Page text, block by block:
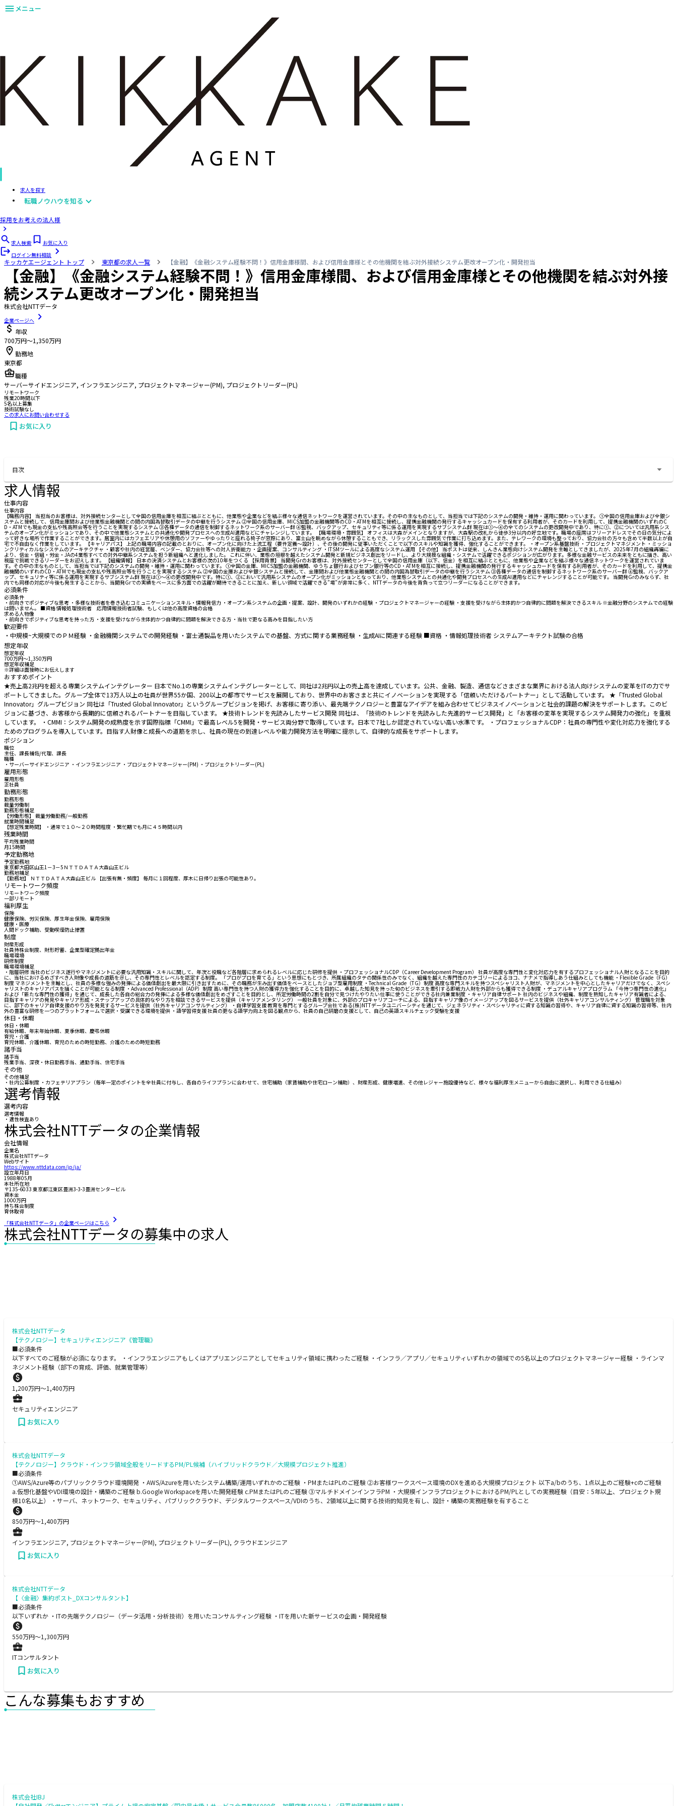
メニュー
求人を探す
転職ノウハウを知る
採用をお考えの法人様
求人検索
お気に入り
ログイン無料相談
キッカケエージェント トップ 東京都の求人一覧 【金融】《金融システム経験不問！》信用金庫様間、および信用金庫様とその他機関を結ぶ対外接続システム更改オープン化・開発担当
【金融】《金融システム経験不問！》信用金庫様間、および信用金庫様とその他機関を結ぶ対外接
続システム更改オープン化・開発担当
株式会社NTTデータ
企業ページへ
年収
700万円〜1,350万円
勤務地
東京都
職種
サーバーサイドエンジニア, インフラエンジニア, プロジェクトマネージャー(PM), プロジェクトリーダー(PL)
リモートワーク
残業20時間以下
5名以上募集
技術試験なし
この求人にお問い合わせする
お気に入り
目次
求人情報
仕事内容
仕事内容
【職務内容】 当担当のお客様は、対外接続センターとして全国の信用金庫を相互に結ぶとともに、他業態や企業などを結ぶ様々な通信ネットワークを運営されています。その中の主なものとして、当担当では下記のシステムの開発・維持・運用に関わっています。 ①全国の信用金庫および全銀シ
ステムと接続して、信用金庫間および他業態金融機関との間の内国為替取引データの中継を行うシステム ②全国の信用金庫、MICS加盟の金融機関等のCD・ATMを相互に接続し、提携金融機関の発行するキャッシュカードを保有する利用者が、そのカードを利用して、提携金融機関のいずれのC
D・ATMでも現金の支払や残高照会等を行うことを実現するシステム ③各種データの通信を制御するネットワーク系のサーバー群 ④監視、バックアップ、セキュリティ等に係る運用を実現するサブシステム群 現在は①～④の全てのシステムの更改開発中であり、特に①、②については汎用系シス
テムのオープン化がミッションであり、その中で他業態システムとの共通化や開発プロセスへの生成AI適用などにチャレンジしています。 【職場環境・雰囲気】 オフィスは大森がメインとなりますが、大森駅の改札から徒歩3分以内の好立地です。職場の座席はフリーアドレスでその日の気分によ
って好きな場所で作業することができます。居室内にはカフェエリアや休憩用のソファーやゆったりと座れる椅子が窓際にあり、富士山を眺めながら休憩することもでき、リラックスした雰囲気で作業に打ち込めます。また、テレワークの環境も整っており、協力会社の方々も含めて半数以上が自
宅で不自由なく作業をしています。 【キャリアパス】 上記の職場内容の記載のとおりに、オープン化に向けた上流工程（要件定義～設計）、その後の開発に従事いただくことで以下のスキルや知識を獲得、強化することができます。 ・オープン系基盤技術 ・プロジェクトマネジメント ・ミッショ
ンクリティカルなシステムのアーキテクチャ ・顧客や社内の経営層、ベンダー、協力会社等への対人折衝能力 ・企画提案、コンサルティング ・ITSMツールによる高度なシステム運用 【その他】 当ポストは従来、しんきん業態向けシステム開発を主軸としてきましたが、2025年7月の組織再編に
より、信金・信組・労金・JAの4業態すべての対外中継系システムを担う新組織へと進化しました。 これに伴い、業態の垣根を越えたシステム開発と新規ビジネス創出をリードし、より大規模な組織・システムで活躍できるポジションが広がります。多様な金融サービスの未来をともに描き、高い
視座で挑戦できるリーダーをお迎えします。 【組織情報】 日本の決済システムとお客様の次の10年をつくる 【採用背景】 当開発Grのお客様は、対外接続センターとして全国の信用金庫（以下、信金）を相互に結ぶとともに、他業態や企業などを結ぶ様々な通信ネットワークを運営されていま
す。その中の主なものとして、当担当では下記のシステムの開発・維持・運用に関わっています。 ①全国の金庫、MICS加盟の金融機関、ゆうちょ銀行およびセブン銀行等のCD・ATMを相互に接続し、提携金融機関の発行するキャッシュカードを保有する利用者が、そのカードを利用して、提携金
融機関のいずれのCD・ATMでも現金の支払や残高照会等を行うことを実現するシステム ②全国の金庫および全銀システムと接続して、金庫間および他業態金融機関との間の内国為替取引データの中継を行うシステム ③各種データの通信を制御するネットワーク系のサーバー群 ④監視、バックア
ップ、セキュリティ等に係る運用を実現するサブシステム群 現在は①～④の更改開発中です。特に①、②において汎用系システムのオープン化がミッションとなっており、他業態システムとの共通化や開発プロセスへの生成AI適用などにチャレンジすることが可能です。 当開発Grのみならず、社
内でも同様の対応が今後も発生することから、当開発Grでの実績をベースに多方面での活躍が期待できることに加え、新しい領域で活躍できる”場”が非常に多く、NTTデータの今後を背負って立つリーダーになることができます。
必須条件
必須条件
・前向きでポジティブな思考 ・多様な技術者を巻き込むコミュニケーションスキル・情報発信力 ・オープン系システムの企画・提案、設計、開発のいずれかの経験 ・プロジェクトマネージャーの経験 ・支援を受けながら主体的かつ自律的に問題を解決できるスキル ※金融分野のシステムでの経験
は問いません。 ■資格 情報処理技術者 応用情報技術者試験、もしくは他の高度資格の合格
求める人物像
・前向きでポジティブな思考を持った方 ・支援を受けながら主体的かつ自律的に問題を解決できる方 ・当社で更なる高みを目指したい方
歓迎要件
・中規模~大規模でのＰＭ経験 ・金融機関システムでの開発経験 ・富士通製品を用いたシステムでの基盤、方式に関する業務経験 ・生成AIに関連する経験 ■資格 ・情報処理技術者 システムアーキテクト試験の合格
想定年収
想定年収
700万円〜1,350万円
想定年収補足
※詳細は面接時にお伝えします
おすすめポイント
★売上高2兆円を超える専業システムインテグレーター 日本でNo.1の専業システムインテグレーターとして、同社は2兆円以上の売上高を達成しています。公共、金融、製造、通信などさまざまな業界における法人向けシステムの変革をITの力でサ
ポートしてきました。グループ全体で13万人以上の社員が世界55か国、200以上の都市でサービスを展開しており、世界中のお客さまと共にイノベーションを実現する「信頼いただけるパートナー」として活動しています。 ★「Trusted Global
Innovator」グループビジョン 同社は「Trusted Global Innovator」というグループビジョンを掲げ、お客様に寄り添い、最先端テクノロジーと豊富なアイデアを組み合わせてビジネスイノベーションと社会的課題の解決をサポートします。このビ
ジョンに基づき、お客様から長期的に信頼されるパートナーを目指しています。 ★技術トレンドを先読みしたサービス開発 同社は、「技術のトレンドを先読みした先進的サービス開発」と「お客様の変革を実現するシステム開発力の強化」を重視
しています。 ・CMMI：システム開発の成熟度を示す国際指標「CMMI」で最高レベル5を開発・サービス両分野で取得しています。日本で7社しか認定されていない高い水準です。 ・プロフェッショナルCDP：社員の専門性や変化対応力を強化する
ためのプログラムを導入しています。目指す人財像と成長への道筋を示し、社員の現在の到達レベルや能力開発方法を明確に提示して、自律的な成長をサポートします。
ポジション
職位
主任、課長補佐/代理、課長
職種
・サーバーサイドエンジニア ・インフラエンジニア ・プロジェクトマネージャー(PM) ・プロジェクトリーダー(PL)
雇用形態
雇用形態
正社員
勤務形態
勤務形態
裁量労働制
勤務形態補足
【労働形態】 裁量労働勤務/一般勤務
就業時間補足
【想定残業時間】 ・通常で１０～２０時間程度 ・繁忙期でも月に４５時間以内
残業時間
平均残業時間
月15時間
予定勤務地
予定勤務地
東京都大田区山王1－3－5ＮＴＴＤＡＴＡ大森山王ビル
勤務地補足
【勤務地】 ＮＴＴＤＡＴＡ大森山王ビル 【出張有無・頻度】 毎月に１回程度、厚木に日帰り出張の可能性あり。
リモートワーク頻度
リモートワーク頻度
一部リモート
福利厚生
保険
健康保険、労災保険、厚生年金保険、雇用保険
健康・医療
人間ドック補助、受動喫煙防止措置
制度
財産形成
社員持株会制度、財形貯蓄、企業型確定拠出年金
職場環境
研修制度
職場環境補足
・階層研修 当社のビジネス遂行やマネジメントに必要な汎用知識・スキルに関して、年次と役職など各階層に求められるレベルに応じた研修を提供 ・プロフェッショナルCDP（Career Development Program） 社員が高度な専門性と変化対応力を有するプロフェッショナル人財となることを目的
に、当社におけるめざすべき人財像や成長の道筋を示し、その専門性とレベルを認定する制度。 「プロがプロを育てる」という思想にもとづき、所属組織のタテの関係性のみでなく、組織を越えた専門性のカテゴリーによるヨコ、ナナメで指導しあう仕組みとしても機能 ・Flexible Grade（FG）
制度 マネジメントを主軸とし、社員の多様な強みの発揮による価値創出を最大限に引き出すために、その職務が生み出す価値をベースとしたジョブ型雇用制度 ・Technical Grade（TG）制度 高度な専門スキルを持つスペシャリスト人財が、マネジメントを中心としたキャリアだけでなく、スペシ
ャリストのキャリアパスを描くことが可能となる制度 ・Advanced Professional（ADP）制度 高い専門性を持つ人財の獲得力を強化することを目的に、卓越した知見を持った旬のビジネスを牽引する即戦力人財を外部からも獲得できる制度 ・デュアルキャリアプログラム 「今持つ専門性の進化」
および「新たな専門性の獲得」を通じて、成長した各自の総合力の発揮による多様な価値創出をめざすことを目的とし、所定労働時間の2割を自分で見つけたやりたい仕事に使うことができる社内兼業制度 ・キャリア自律サポート 社内のビジネスや組織、制度を熟知したキャリア有識者による、
目指すキャリアの発見やキャリア形成・ステップアップの具体的なやり方を相談できるサービスを提供（キャリアメンタリング） 一般社員を対象に、外部のプロキャリアコーチによる、目指すキャリア像のイメージアップを図るサービスを提供（社外キャリアコンサルティング） 管理職を対象
に、部下のキャリア自律支援のやり方を発見するサービスを提供（社外キャリアコンサルティング） ・自律学習支援 教育を専門とするグループ会社である(株)NTTデータユニバーシティを通じて、ジェネラリティ・スペシャリティに資する知識の習得や、キャリア自律に資する知識の習得等、社内
外の豊富な研修を一つのプラットフォームで選択・受講できる環境を提供 ・語学習得支援 社員の更なる語学力向上を図る観点から、社員の自己研磨の支援として、自己の英語スキルチェック受験を支援
休日・休暇
休日・休暇
有給休暇、年末年始休暇、夏季休暇、慶弔休暇
育児・介護
育児休暇、介護休暇、育児のための時短勤務、介護のための時短勤務
諸手当
諸手当
残業手当、深夜・休日勤務手当、通勤手当、住宅手当
その他
その他補足
・社内公募制度 ・カフェテリアプラン（毎年一定のポイントを全社員に付与し、各自のライフプランに合わせて、住宅補助（家賃補助や住宅ローン補助）、財産形成、健康増進、その他レジャー施設優待など、様々な福利厚生メニューから自由に選択し、利用できる仕組み）
選考情報
選考内容
選考情報
・適性検査あり
株式会社NTTデータの企業情報
会社情報
企業名
株式会社NTTデータ
Webサイト
https://www.nttdata.com/jp/ja/
設立年月日
1988年05月
本社所在地
〒135-6033 東京都江東区豊洲3-3-3豊洲センタービル
資本金
1000万円
持ち株会制度
育休取得
「株式会社NTTデータ」の企業ページはこちら
株式会社NTTデータの募集中の求人
株式会社NTTデータ
【テクノロジー】セキュリティエンジニア《管理職》
■必須条件
以下すべてのご経験が必須になります。 ・インフラエンジニアもしくはアプリエンジニアとしてセキュリティ領域に携わったご経験 ・インフラ／アプリ／セキュリティいずれかの領域での5名以上のプロジェクトマネージャー経験 ・ラインマ
ネジメント経験（部下の育成、評価、就業管理等）
1,200万円〜1,400万円
セキュリティエンジニア
お気に入り
株式会社NTTデータ
【テクノロジー】クラウド・インフラ領域全般をリードするPM/PL候補（ハイブリッドクラウド／大規模プロジェクト推進）
■必須条件
①AWS/Azure等のパブリッククラウド環境開発 ・AWS/Azureを用いたシステム構築/運用いずれかのご経験 ・PMまたはPLのご経験 ②お客様ワークスペース環境のDXを進める大規模プロジェクト 以下a/bのうち、1点以上のご経験+cのご経験
a.仮想化基盤やVDI環境の設計・構築のご経験 b.Google Workspaceを用いた開発経験 c.PMまたはPLのご経験 ③マルチドメインインフラPM ・大規模インフラプロジェクトにおけるPM/PLとしての実務経験（目安：5年以上、プロジェクト規
模10名以上） ・サーバ、ネットワーク、セキュリティ、パブリッククラウド、デジタルワークスペース/VDIのうち、2領域以上に関する技術的知見を有し、設計・構築の実務経験を有すること
850万円〜1,400万円
インフラエンジニア, プロジェクトマネージャー(PM), プロジェクトリーダー(PL), クラウドエンジニア
お気に入り
株式会社NTTデータ
【〈金融〉集約ポスト_DXコンサルタント】
■必須条件
以下いずれか ・ITの先端テクノロジー（データ活用・分析技術）を用いたコンサルティング経験 ・ITを用いた新サービスの企画・開発経験
550万円〜1,300万円
ITコンサルタント
お気に入り
こんな募集もおすすめ
株式会社IBJ